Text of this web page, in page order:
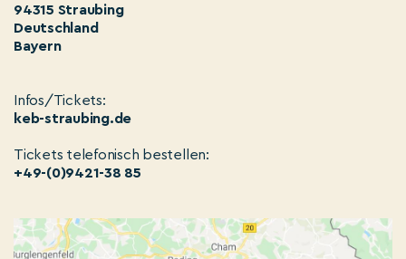
94315 Straubing
Deutschland
Bayern
Infos/Tickets:
keb-straubing.de
Tickets telefonisch bestellen:
+49-(0)9421-38 85